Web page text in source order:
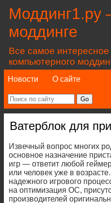
Моддинг1.ру
моддинге
Все самое
компьютерного
Новости О сайте
Ватерблок для
Извечный вопрос многих
основное назначение
игр — ответит любой
или человек уже в
надежного игрового
на оптимизация ОС,
производителей